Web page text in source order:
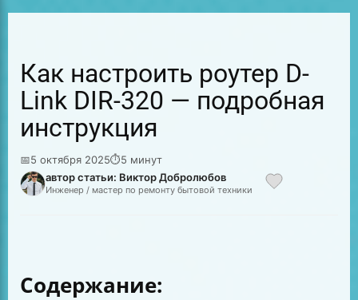
Как настроить роутер D-
Link DIR-320 — подробная
инструкция
📅5 октября 2025⏱5 минут
автор статьи: Виктор Добролюбов
Инженер / мастер по ремонту бытовой техники
Содержание: